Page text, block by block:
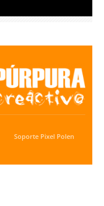
Soporte Pixel Polen